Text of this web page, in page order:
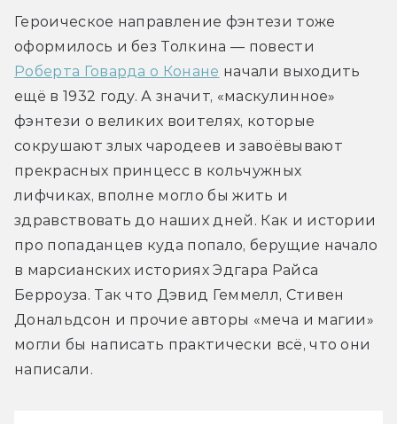
Героическое направление фэнтези тоже
Роберта Говарда о Конане начали выходить
ещё в 1932 году. А значит, «маскулинное»
фэнтези о великих воителях, которые
сокрушают злых чародеев и завоёвывают
прекрасных принцесс в кольчужных
лифчиках, вполне могло бы жить и
здравствовать до наших дней. Как и истории
про попаданцев куда попало, берущие начало
в марсианских историях Эдгара Райса
Берроуза. Так что Дэвид Геммелл, Стивен
Дональдсон и прочие авторы «меча и магии»
могли бы написать практически всё, что они
написали.